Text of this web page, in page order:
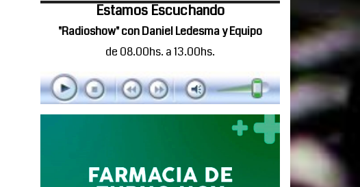
Estamos Escuchando
"Radioshow" con Daniel Ledesma y Equipo
de 08.00hs. a 13.00hs.